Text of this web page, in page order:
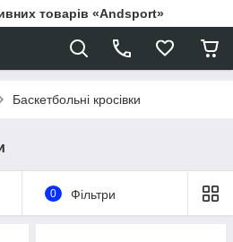
товарів «Andsport»
Баскетбольні кросівки
0 Фільтри